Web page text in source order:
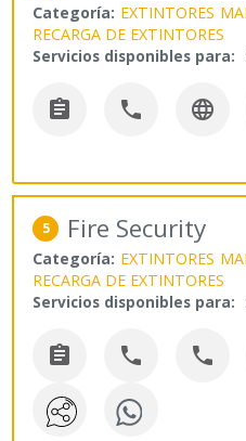
Categoría: EXTINTORES
RECARGA DE EXTINTORES
Servicios disponibles para:
  
5 Fire Security
Categoría: EXTINTORES
RECARGA DE EXTINTORES
Servicios disponibles para:
  